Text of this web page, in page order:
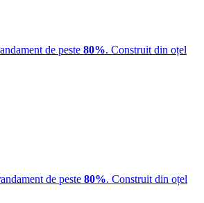
de peste 80%. Construit din oțel
de peste 80%. Construit din oțel